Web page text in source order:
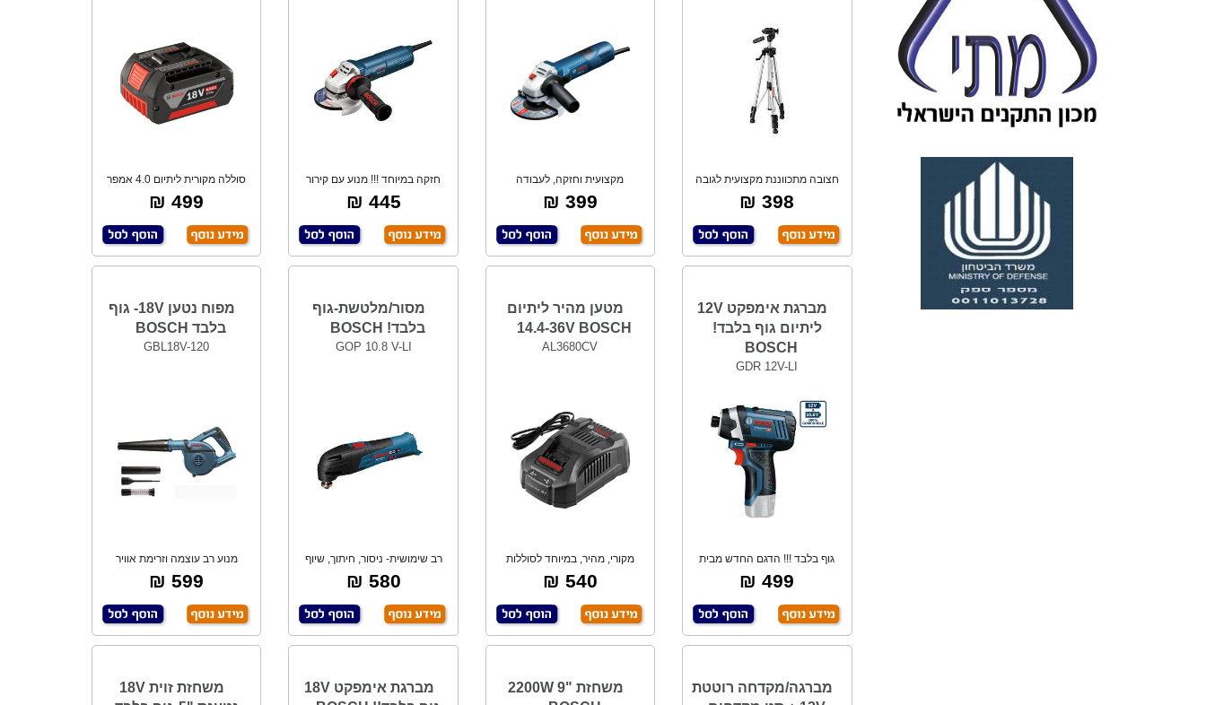
חצובה מתכווננת מקצועית לגובה
52-147 ס"מ,
398 ₪
מקצועית וחזקה, לעבודה
ממושכת, גוף צר במי
399 ₪
חזקה במיוחד !!! מנוע עם קירור
עצמי להקלה
445 ₪
סוללה מקורית ליתיום 4.0 אמפר
18V מתאימה
499 ₪
מברגת אימפקט 12V
ליתיום גוף בלבד!
BOSCH
GDR 12V-LI
גוף בלבד !!! הדגם החדש מבית
בוש , בעיצוב
499 ₪
מטען מהיר ליתיום
14.4-36V BOSCH
AL3680CV
מקורי, מהיר, במיוחד לסוללות
ליתיום. מתאי
540 ₪
מסור/מלטשת-גוף
בלבד! BOSCH
GOP 10.8 V-LI
רב שימושית- ניסור, חיתוך, שיוף
וכו' **ל
580 ₪
מפוח נטען 18V- גוף
בלבד BOSCH
GBL18V-120
מנוע רב עוצמה וזרימת אוויר
גבוהה למגוון
599 ₪
מברגה/מקדחה רוטטת
משחזת "9 2200W
מברגת אימפקט 18V
משחזת זוית 18V